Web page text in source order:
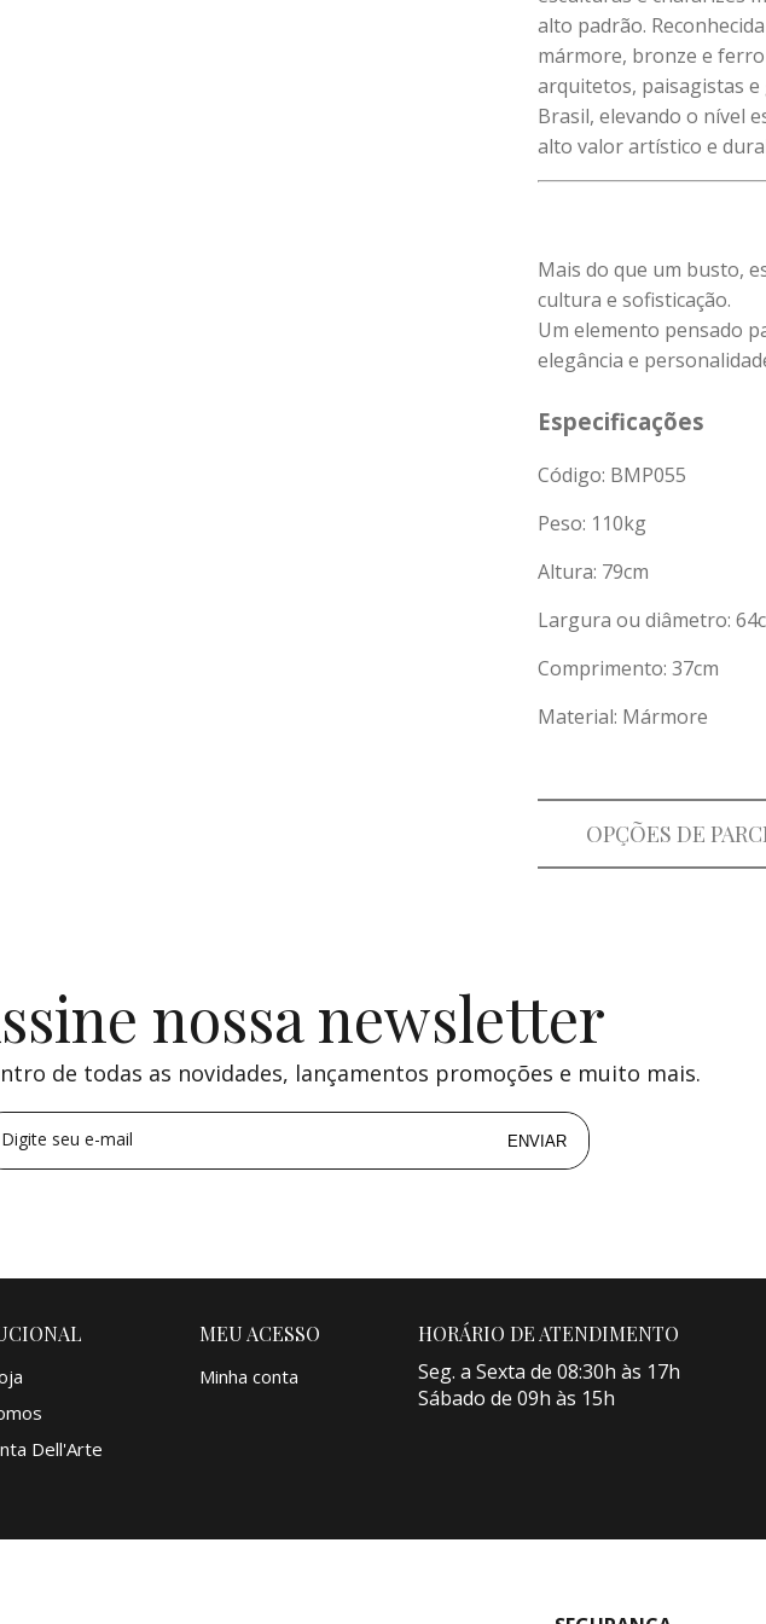
alto padrão.
mármore, bronze e
arquitetos, paisagistas
Brasil, elevando o nível
alto valor artístico e
Mais do que um busto,
cultura e sofisticação.
Um elemento pensado
elegância e
Especificações
Código: BMP055
Peso: 110kg
Altura: 79cm
Largura ou diâmetro:
Comprimento: 37cm
Material: Mármore
OPÇÕES DE
5x
nossa newsletter
de todas as novidades, lançamentos promoções e muito mais.
Digite seu e-mail ENVIAR
Dell'Arte
MEU ACESSO
Minha conta
HORÁRIO DE ATENDIMENTO
Seg. a Sexta de 08:30h às 17h
Sábado de 09h às 15h